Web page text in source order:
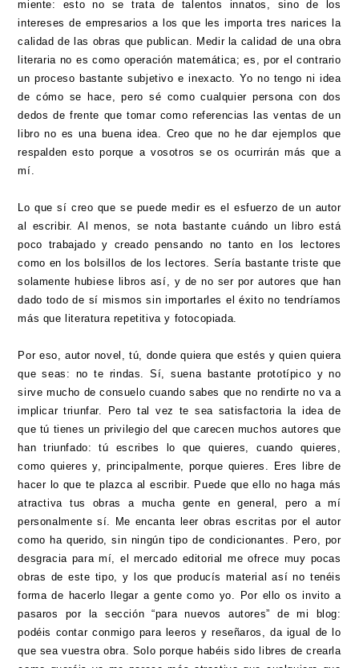
miente: esto no se trata de talentos innatos, sino de los
intereses de empresarios a los que les importa tres narices la
calidad de las obras que publican. Medir la calidad de una obra
literaria no es como operación matemática; es, por el contrario
un proceso bastante subjetivo e inexacto. Yo no tengo ni idea
de cómo se hace, pero sé como cualquier persona con dos
dedos de frente que tomar como referencias las ventas de un
libro no es una buena idea. Creo que no he dar ejemplos que
respalden esto porque a vosotros se os ocurrirán más que a
mí.
Lo que sí creo que se puede medir es el esfuerzo de un autor
al escribir. Al menos, se nota bastante cuándo un libro está
poco trabajado y creado pensando no tanto en los lectores
como en los bolsillos de los lectores. Sería bastante triste que
solamente hubiese libros así, y de no ser por autores que han
dado todo de sí mismos sin importarles el éxito no tendríamos
más que literatura repetitiva y fotocopiada.
Por eso, autor novel, tú, donde quiera que estés y quien quiera
que seas: no te rindas. Sí, suena bastante prototípico y no
sirve mucho de consuelo cuando sabes que no rendirte no va a
implicar triunfar. Pero tal vez te sea satisfactoria la idea de
que tú tienes un privilegio del que carecen muchos autores que
han triunfado: tú escribes lo que quieres, cuando quieres,
como quieres y, principalmente, porque quieres. Eres libre de
hacer lo que te plazca al escribir. Puede que ello no haga más
atractiva tus obras a mucha gente en general, pero a mí
personalmente sí. Me encanta leer obras escritas por el autor
como ha querido, sin ningún tipo de condicionantes. Pero, por
desgracia para mí, el mercado editorial me ofrece muy pocas
obras de este tipo, y los que producís material así no tenéis
forma de hacerlo llegar a gente como yo. Por ello os invito a
pasaros por la sección “para nuevos autores” de mi blog:
podéis contar conmigo para leeros y reseñaros, da igual de lo
que sea vuestra obra. Solo porque habéis sido libres de crearla